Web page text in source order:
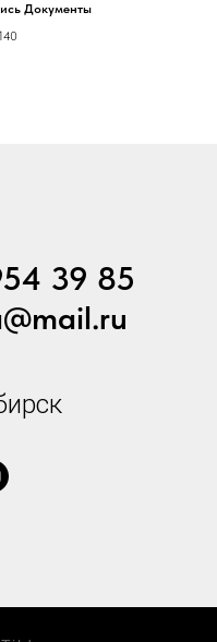
Документы
39 85